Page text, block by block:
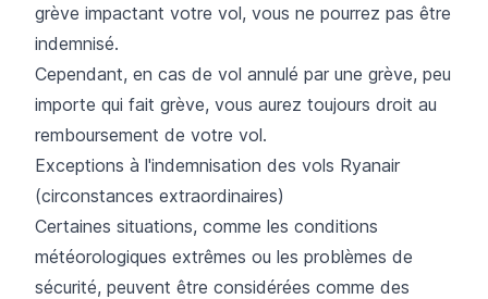
grève impactant votre vol, vous ne pourrez pas être
indemnisé.
Cependant, en cas de vol annulé par une grève, peu
importe qui fait grève, vous aurez toujours droit au
remboursement de votre vol.
Exceptions à l'indemnisation des vols Ryanair
(circonstances extraordinaires)
Certaines situations, comme les conditions
météorologiques extrêmes ou les problèmes de
sécurité, peuvent être considérées comme des